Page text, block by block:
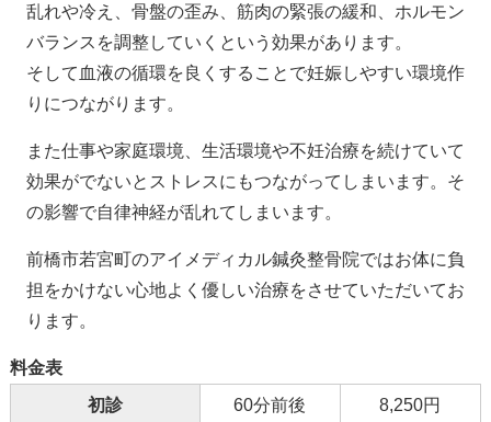
乱れや冷え、骨盤の歪み、筋肉の緊張の緩和、ホルモン
バランスを調整していくという効果があります。
そして血液の循環を良くすることで妊娠しやすい環境作
りにつながります。
また仕事や家庭環境、生活環境や不妊治療を続けていて
効果がでないとストレスにもつながってしまいます。そ
の影響で自律神経が乱れてしまいます。
前橋市若宮町のアイメディカル鍼灸整骨院ではお体に負
担をかけない心地よく優しい治療をさせていただいてお
ります。
料金表
初診
60分前後 8,250円